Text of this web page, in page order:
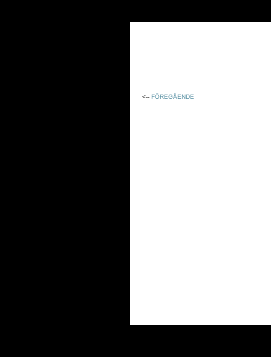
<-- FÖREGÅENDE